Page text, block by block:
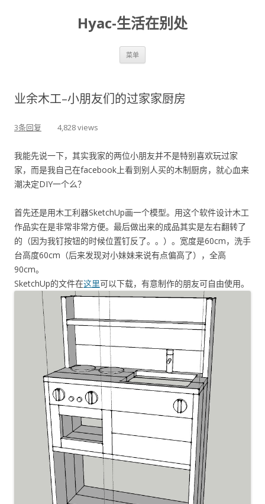
Hyac-生活在别处
菜单
业余木工–小朋友们的过家家厨房
3条回复 4,828 views
我能先说一下，其实我家的两位小朋友并不是特别喜欢玩过家
家，而是我自己在facebook上看到别人买的木制厨房，就心血来
潮决定DIY一个么？
首先还是用木工利器SketchUp画一个模型。用这个软件设计木工
作品实在是非常非常方便。最后做出来的成品其实是左右翻转了
的（因为我钉按钮的时候位置钉反了。。）。宽度是60cm，洗手
台高度60cm（后来发现对小妹妹来说有点偏高了），全高
90cm。
SketchUp的文件在这里可以下载，有意制作的朋友可自由使用。